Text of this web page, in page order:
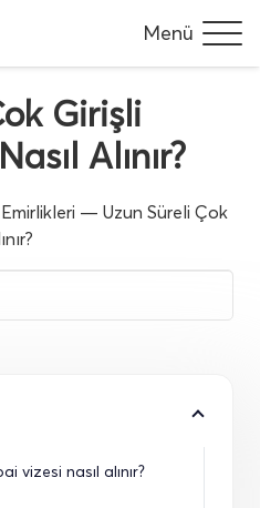
Menü
Girişli
Alınır?
— Uzun Süreli Çok
vizesi nasıl alınır?